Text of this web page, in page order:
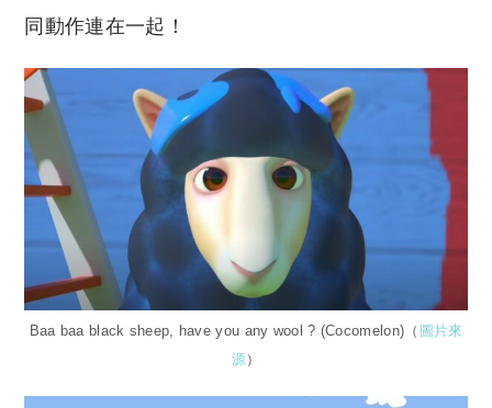
同動作連在一起！
Baa baa black sheep, have you any wool ? (Cocomelon)（ 圖片來
源）